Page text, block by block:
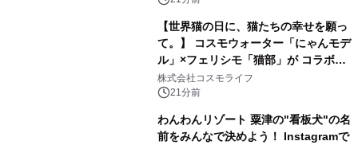
【世界猫の日に、猫たちの幸せを願っ
て。】 コスモウォーター「にゃんモデ
ル」×フェリシモ「猫部」が コラボキ
ャンペーンを実施
株式会社コスモライフ
21分前
わんわんリゾート 粟津の"看板犬"の名
前をみんなで決めよう！ Instagramで